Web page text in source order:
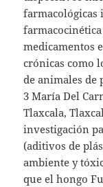
farmacológicas
medicamentos
crónicas como
de animales de
3 María Del
Tlaxcala,
investigación
(aditivos de
ambiente y
que el hongo